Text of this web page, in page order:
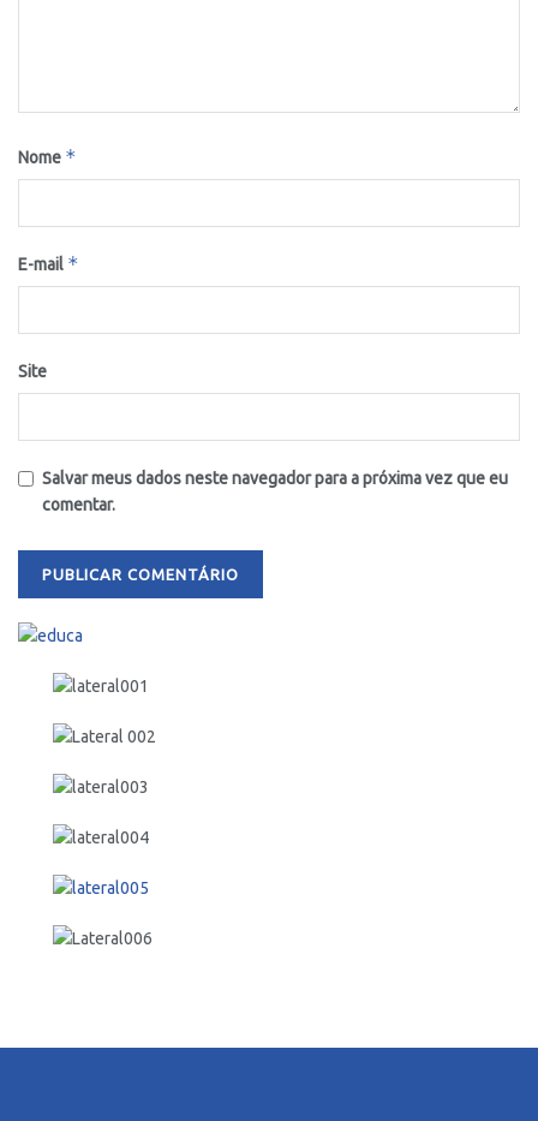
Nome *
E-mail *
Site
Salvar meus dados neste navegador para a próxima vez que eu
comentar.